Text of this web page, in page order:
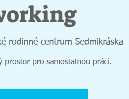
rodinné centrum Sedmikráska
prostor pro samostatnou práci.